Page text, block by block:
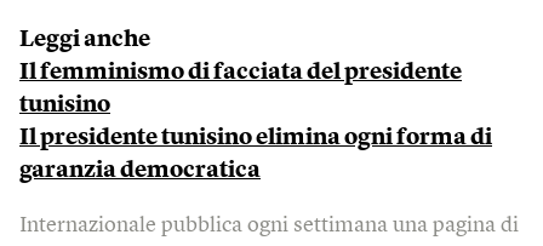
Leggi anche
Il femminismo di facciata del presidente
tunisino
Il presidente tunisino elimina ogni forma di
garanzia democratica
Internazionale pubblica ogni settimana una pagina di